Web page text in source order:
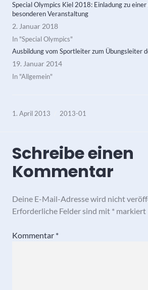
Special Olympics Kiel 2018: Einladung zu einer
besonderen Veranstaltung
2. Januar 2018
In "Special Olympics"
Ausbildung vom Sportleiter zum Übungsleiter
19. Januar 2014
In "Allgemein"
1. April 2013 2013-01
Schreibe einen
Kommentar
Deine E-Mail-Adresse wird nicht
Erforderliche Felder sind mit * markiert
Kommentar *